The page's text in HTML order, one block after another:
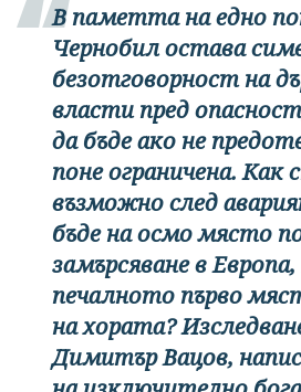
В паметта на едно
Чернобил остава
безотговорност на
власти пред
да бъде ако не
поне ограничена. Как
възможно след
бъде на осмо място
замърсяване в
печалното първо
на хората?
Димитър Вацов,